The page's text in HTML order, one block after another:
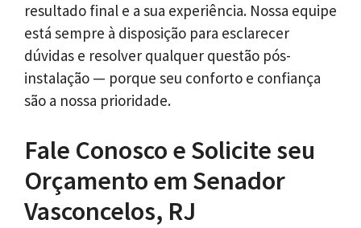
resultado final e a sua experiência. Nossa equipe
está sempre à disposição para esclarecer
dúvidas e resolver qualquer questão pós-
instalação — porque seu conforto e confiança
são a nossa prioridade.
Fale Conosco e Solicite seu
Orçamento em Senador
Vasconcelos, RJ